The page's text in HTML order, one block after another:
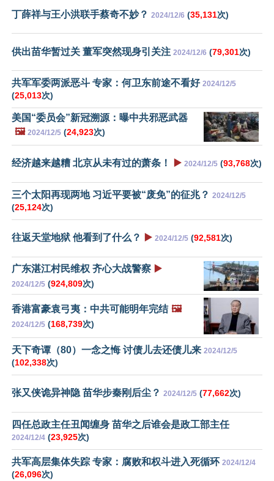
丁薛祥与王小洪联手蔡奇不妙？ 2024/12/6 (35,131次)
供出苗华暂过关 董军突然现身引关注 2024/12/6 (79,301次)
共军军委两派恶斗 专家：何卫东前途不看好 2024/12/5
(25,013次)
美国“委员会”新冠溯源：曝中共邪恶武器
🖼️ 2024/12/5 (24,923次)
经济越来越糟 北京从未有过的萧条！ ▶️ 2024/12/5 (93,768次)
三个太阳再现两地 习近平要被“废免”的征兆？ 2024/12/5
(25,124次)
往返天堂地狱 他看到了什么？ ▶️ 2024/12/5 (92,581次)
广东湛江村民维权 齐心大战警察 ▶️
2024/12/5 (924,809次)
香港富豪袁弓夷：中共可能明年完结 🖼️
2024/12/5 (168,739次)
天下奇谭（80）一念之悔 讨债儿去还债儿来 2024/12/5
(102,338次)
张又侠诡异神隐 苗华步秦刚后尘？ 2024/12/5 (77,662次)
四任总政主任丑闻缠身 苗华之后谁会是政工部主任
2024/12/4 (23,925次)
共军高层集体失踪 专家：腐败和权斗进入死循环 2024/12/4
(26,096次)